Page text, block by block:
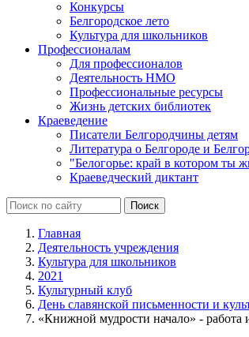
Конкурсы
Белгородское лето
Культура для школьников
Профессионалам
Для профессионалов
Деятельность НМО
Профессиональные ресурсы
Жизнь детских библиотек
Краеведение
Писатели Белгородчины детям
Литература о Белгороде и
"Белогорье: край в котором ты
Краеведческий диктант
Главная
Деятельность учреждения
Культура для школьников
2021
Культурный клуб
День славянской письменности и
«Книжной мудрости начало» -